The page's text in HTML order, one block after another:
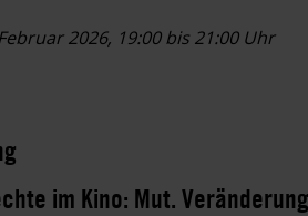
2026, 19:00 bis 21:00 Uhr
im Kino: Mut.